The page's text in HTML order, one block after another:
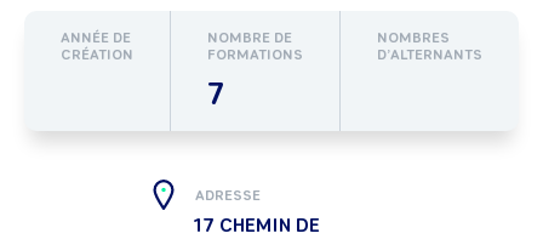
ANNÉE DE
CRÉATION
NOMBRE DE
FORMATIONS
7
NOMBRES
D’ALTERNANTS
ADRESSE
17 CHEMIN DE